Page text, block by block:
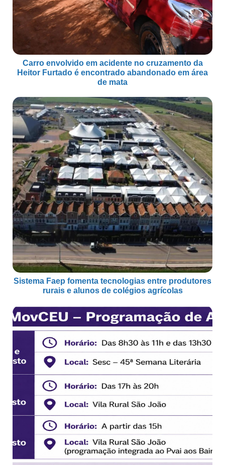
Carro envolvido em acidente no cruzamento da
Heitor Furtado é encontrado abandonado em área
de mata
Sistema Faep fomenta tecnologias entre produtores
rurais e alunos de colégios agrícolas